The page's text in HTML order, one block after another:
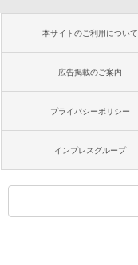
本サイトのご利用について
広告掲載のご案内
プライバシーポリシー
インプレスグループ